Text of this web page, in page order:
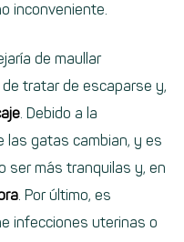
inconveniente.
de maullar
tratar de escaparse y,
. Debido a la
las gatas cambian, y es
ser más tranquilas y, en
. Por último, es
infecciones uterinas o